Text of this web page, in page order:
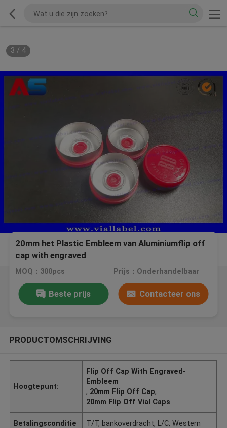
3 / 4
20mm het Plastic Embleem van Aluminiumflip off
cap with engraved
MOQ：300pcs Prijs：Onderhandelbaar
Beste prijs Contacteer ons
PRODUCTOMSCHRIJVING
Hoogtepunt:
Flip Off Cap With Engraved-
Embleem
, 20mm Flip Off Cap,
20mm Flip Off Vial Caps
Betalingsconditie
T/T, bankoverdracht, L/C, Western